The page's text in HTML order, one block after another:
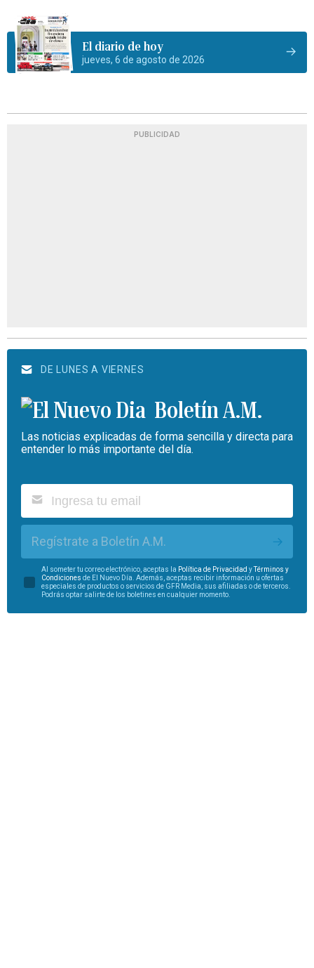
El diario de hoy
jueves, 6 de agosto de 2026
PUBLICIDAD
DE LUNES A VIERNES
Boletín A.M.
Las noticias explicadas de forma sencilla y directa para
entender lo más importante del día.
Regístrate a Boletín A.M.
Al someter tu correo electrónico, aceptas la Política de Privacidad yTérminos y
Condiciones de El Nuevo Día. Además, aceptas recibir información u ofertas
especiales de productos o servicios de GFR Media, sus afiliadas o de terceros.
Podrás optar salirte de los boletines en cualquier momento.